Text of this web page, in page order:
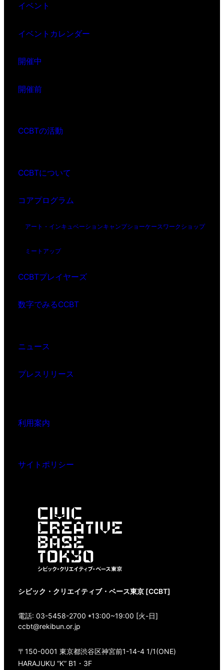
イベント
イベントカレンダー
開催中
開催前
CCBTの活動
CCBTについて
コアプログラム
アート・インキュベーションキャンプショーケースワークショップ
ミートアップ
CCBTプレイヤーズ
数字でみるCCBT
ニュース
プレスリリース
利用案内
サイトポリシー
シビック・クリエイティブ・ベース東京 [CCBT]
電話: 03-5458-2700 *13:00~19:00 [火-日]
ccbt@rekibun.or.jp
〒150-0001 東京都渋谷区神宮前1-14-4 1/1(ONE)
HARAJUKU “K” B1・3F